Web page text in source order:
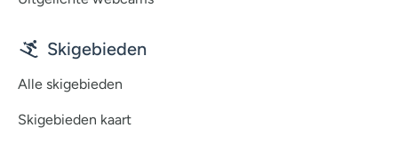
Skigebieden
Alle skigebieden
Skigebieden kaart